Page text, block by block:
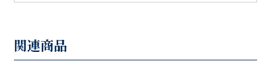
関連商品